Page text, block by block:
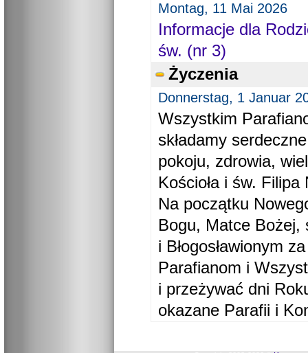
Montag, 11 Mai 2026
Informacje dla
św. (nr 3)
Życzenia
Donnerstag, 1 Januar
Wszystkim
składamy
pokoju, zdrowia,
Kościoła i św. Filipa
Na początku
Bogu, Matce Bożej,
i Błogosławionym
Parafianom i
i przeżywać dni
okazane Parafii i